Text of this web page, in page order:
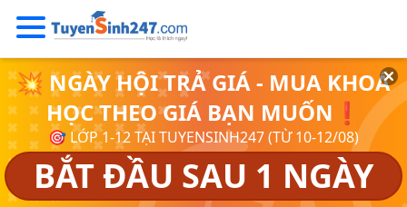
💥 NGÀY HỘI TRẢ GIÁ - MUA KHOÁ
HỌC THEO GIÁ BẠN MUỐN❗
🎯 LỚP 1-12 TẠI TUYENSINH247 (TỪ 10-12/08)
BẮT ĐẦU SAU 1 NGÀY